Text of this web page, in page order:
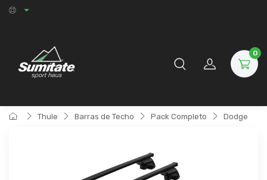
0
Thule Barras de Techo Pack Completo Dodge